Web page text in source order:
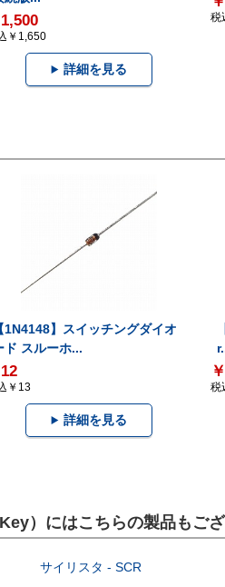
1,500
￥1,650
詳細を見る
税
【1N4148】スイッチングダイオ
ド スルーホ...
￥13
詳細を見る
税
）にはこちらの製品もござ
サイリスタ - SCR